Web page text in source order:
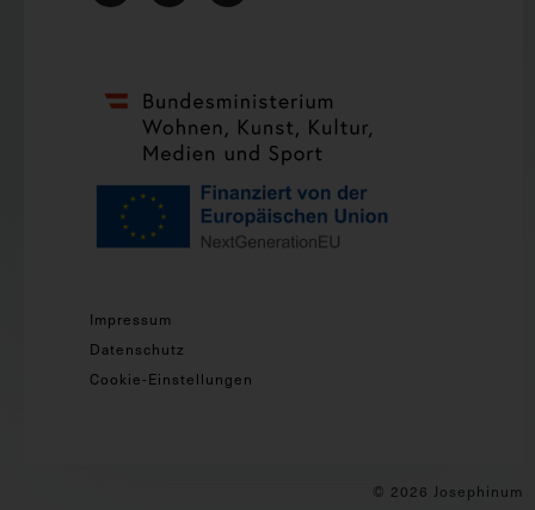
Impressum
Datenschutz
Cookie-Einstellungen
© 2026 Josephinum